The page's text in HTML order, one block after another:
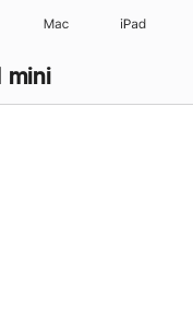
Mac iPad
mini